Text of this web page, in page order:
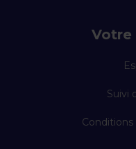
Votre
Suivi